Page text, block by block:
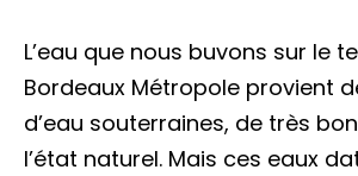
L’eau que nous buvons sur le
Bordeaux Métropole provient
d’eau souterraines, de très
l’état naturel. Mais ces eaux